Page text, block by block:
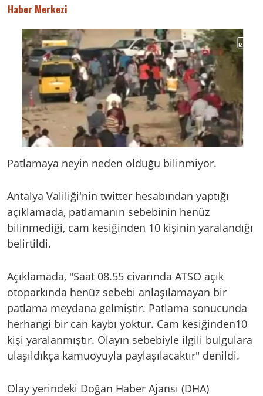
Haber Merkezi
Patlamaya neyin neden olduğu bilinmiyor.
Antalya Valiliği'nin twitter hesabından yaptığı
açıklamada, patlamanın sebebinin henüz
bilinmediği, cam kesiğinden 10 kişinin yaralandığı
belirtildi.
Açıklamada, "Saat 08.55 civarında ATSO açık
otoparkında henüz sebebi anlaşılamayan bir
patlama meydana gelmiştir. Patlama sonucunda
herhangi bir can kaybı yoktur. Cam kesiğinden10
kişi yaralanmıştır. Olayın sebebiyle ilgili bulgulara
ulaşıldıkça kamuoyuyla paylaşılacaktır" denildi.
Olay yerindeki Doğan Haber Ajansı (DHA)